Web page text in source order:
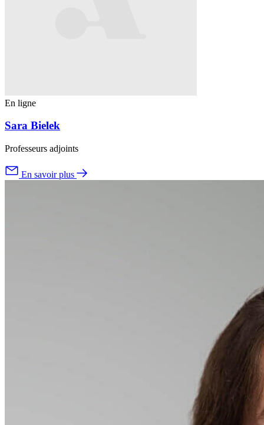
En ligne
Sara Bielek
Professeurs adjoints
En savoir plus